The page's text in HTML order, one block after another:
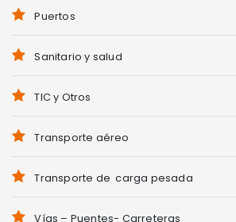
Puertos
Sanitario y salud
TIC y Otros
Transporte aéreo
Transporte de carga pesada
Vías – Puentes- Carreteras